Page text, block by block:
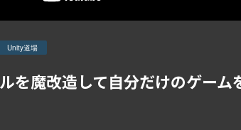
Unity道場
を魔改造して自分だけのゲー